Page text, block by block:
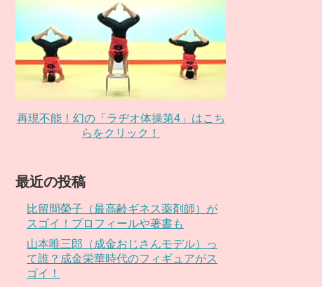
再現不能！幻の「ラヂオ体操第4」はこち
らをクリック！
最近の投稿
比留間榮子（最高齢ギネス薬剤師）が
スゴイ！プロフィールや著書も
山本唯三郎（成金おじさんモデル）っ
て誰？成金栄華時代のフィギュアがス
ゴイ！